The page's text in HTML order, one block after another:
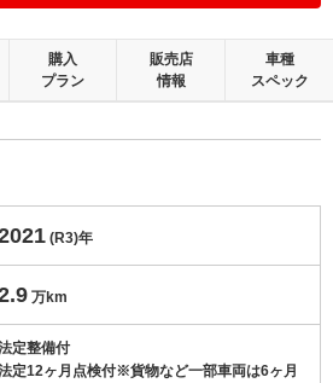
購入
プラン
販売店
情報
車種
スペック
(R3)年
万km
定整備付
定12ヶ月点検付※貨物など一部車両は6ヶ月